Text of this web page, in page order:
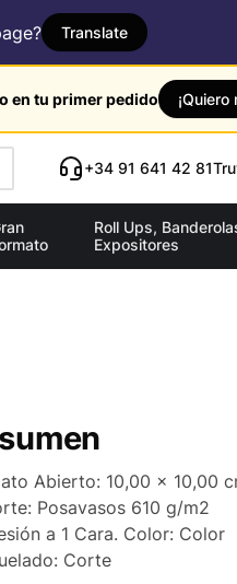
Translate
en tu primer pedido
+34 91 641 42 81
Roll Ups,
Expositores
Abierto: 10,00 x 10,00
Posavasos 610 g/m2
a 1 Cara. Color: Color
Corte